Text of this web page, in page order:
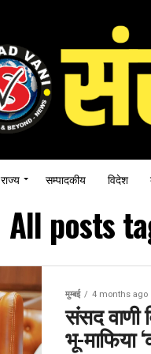
राज्य सम्पादकीय विदेश
All posts
मुम्बई 4 months ago
संसद वाणी
भू-माफिया